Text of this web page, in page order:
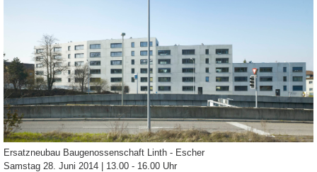
Ersatzneubau Baugenossenschaft Linth - Escher
Samstag 28. Juni 2014 | 13.00 - 16.00 Uhr